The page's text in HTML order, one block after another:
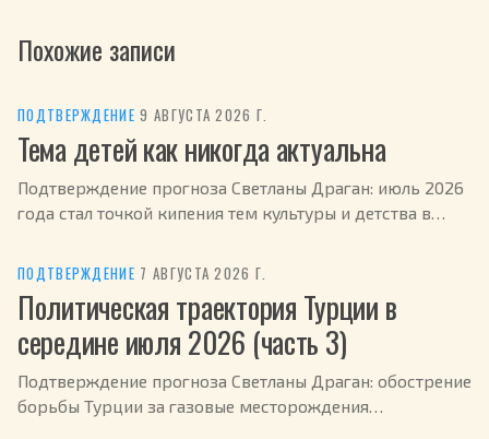
Похожие записи
ПОДТВЕРЖДЕНИЕ ·9 АВГУСТА 2026 Г.
Тема детей как никогда актуальна
Подтверждение прогноза Светланы Драган: июль 2026
года стал точкой кипения тем культуры и детства в
ПОДТВЕРЖДЕНИЕ 7 АВГУСТА 2026 Г.
Политическая траектория Турции в
середине июля 2026 (часть 3)
Подтверждение прогноза Светланы Драган: обострение
борьбы Турции за газовые месторождения